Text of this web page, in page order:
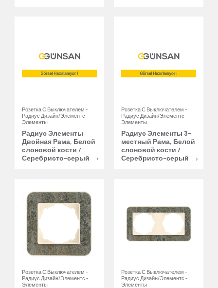
Розетка С Выключателем -
Радиус Дизайн/Элементс -
Элементы
Радиус Элементы
Двойная Рама, Белой
слоновой кости /
Серебристо-серый
Розетка С Выключателем -
Радиус Дизайн/Элементс -
Элементы
Радиус Элементы 3-
местный Рама, Белой
слоновой кости /
Серебристо-серый
Розетка С Выключателем -
Радиус Дизайн/Элементс -
Элементы
Розетка С Выключателем -
Радиус Дизайн/Элементс -
Элементы